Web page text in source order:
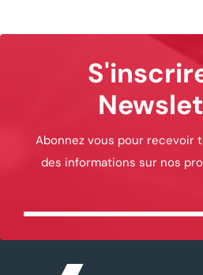
Abonnez vous pour recevoir
des informations sur nos